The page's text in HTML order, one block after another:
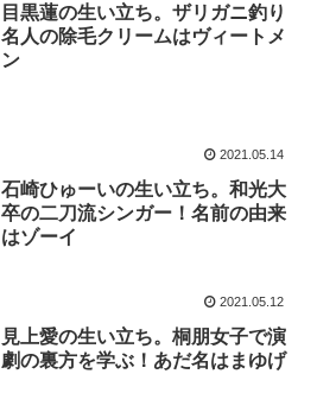
目黒蓮の生い立ち。ザリガニ釣り
名人の除毛クリームはヴィートメ
ン
2021.05.14
石崎ひゅーいの生い立ち。和光大
卒の二刀流シンガー！名前の由来
はゾーイ
2021.05.12
見上愛の生い立ち。桐朋女子で演
劇の裏方を学ぶ！あだ名はまゆげ